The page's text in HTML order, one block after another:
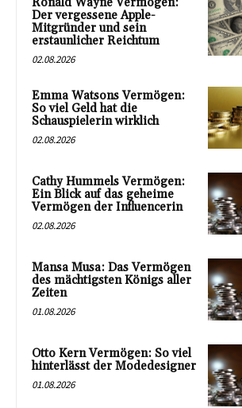
Der vergessene Apple-
Mitgründer und sein
erstaunlicher Reichtum
02.08.2026
Emma Watsons Vermögen:
So viel Geld hat die
Schauspielerin wirklich
02.08.2026
Cathy Hummels Vermögen:
Ein Blick auf das geheime
Vermögen der Influencerin
02.08.2026
Mansa Musa: Das Vermögen
des mächtigsten Königs aller
Zeiten
01.08.2026
Otto Kern Vermögen: So viel
hinterlässt der Modedesigner
01.08.2026